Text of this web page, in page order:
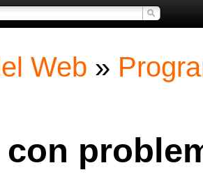
Web »